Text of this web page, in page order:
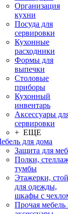
Организация
кухни
Посуда для
сервировки
Кухонные
расходники
Формы для
выпечки
Столовые
приборы
Кухонный
инвентарь
Аксессуары
сервировки
+ ЕЩЕ
для дома
Защита для
Полки,
тумбы
Этажерки,
для одежды,
шкафы с
Прочая мебель